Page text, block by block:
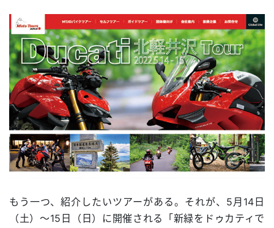
もう一つ、紹介したいツアーがある。それが、5月14日
（土）～15日（日）に開催される「新緑をドゥカティで